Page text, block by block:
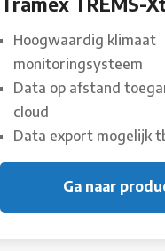
Hoogwaardig klimaat
monitoringsysteem
Data op afstand
cloud
Data export mogelijk
Ga naar